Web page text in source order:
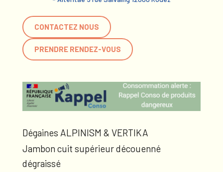
CONTACTEZ NOUS
PRENDRE RENDEZ-VOUS
Dégaines ALPINISM & VERTIKA
Jambon cuit supérieur découenné
dégraissé